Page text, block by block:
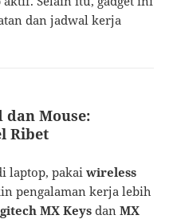
dan jadwal kerja
dan Mouse:
Ribet
laptop, pakaiwireless
pengalaman kerja lebih
MX Keys danMX